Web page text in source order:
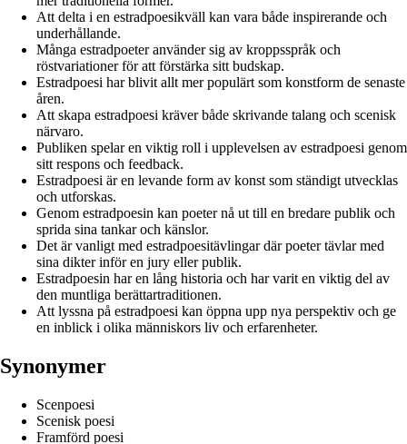
Att delta i en estradpoesikväll kan vara både inspirerande och
underhållande.
Många estradpoeter använder sig av kroppsspråk och
röstvariationer för att förstärka sitt budskap.
Estradpoesi har blivit allt mer populärt som konstform de senaste
åren.
Att skapa estradpoesi kräver både skrivande talang och scenisk
närvaro.
Publiken spelar en viktig roll i upplevelsen av estradpoesi genom
sitt respons och feedback.
Estradpoesi är en levande form av konst som ständigt utvecklas
och utforskas.
Genom estradpoesin kan poeter nå ut till en bredare publik och
sprida sina tankar och känslor.
Det är vanligt med estradpoesitävlingar där poeter tävlar med
sina dikter inför en jury eller publik.
Estradpoesin har en lång historia och har varit en viktig del av
den muntliga berättartraditionen.
Att lyssna på estradpoesi kan öppna upp nya perspektiv och ge
en inblick i olika människors liv och erfarenheter.
Synonymer
Scenpoesi
Scenisk poesi
Framförd poesi